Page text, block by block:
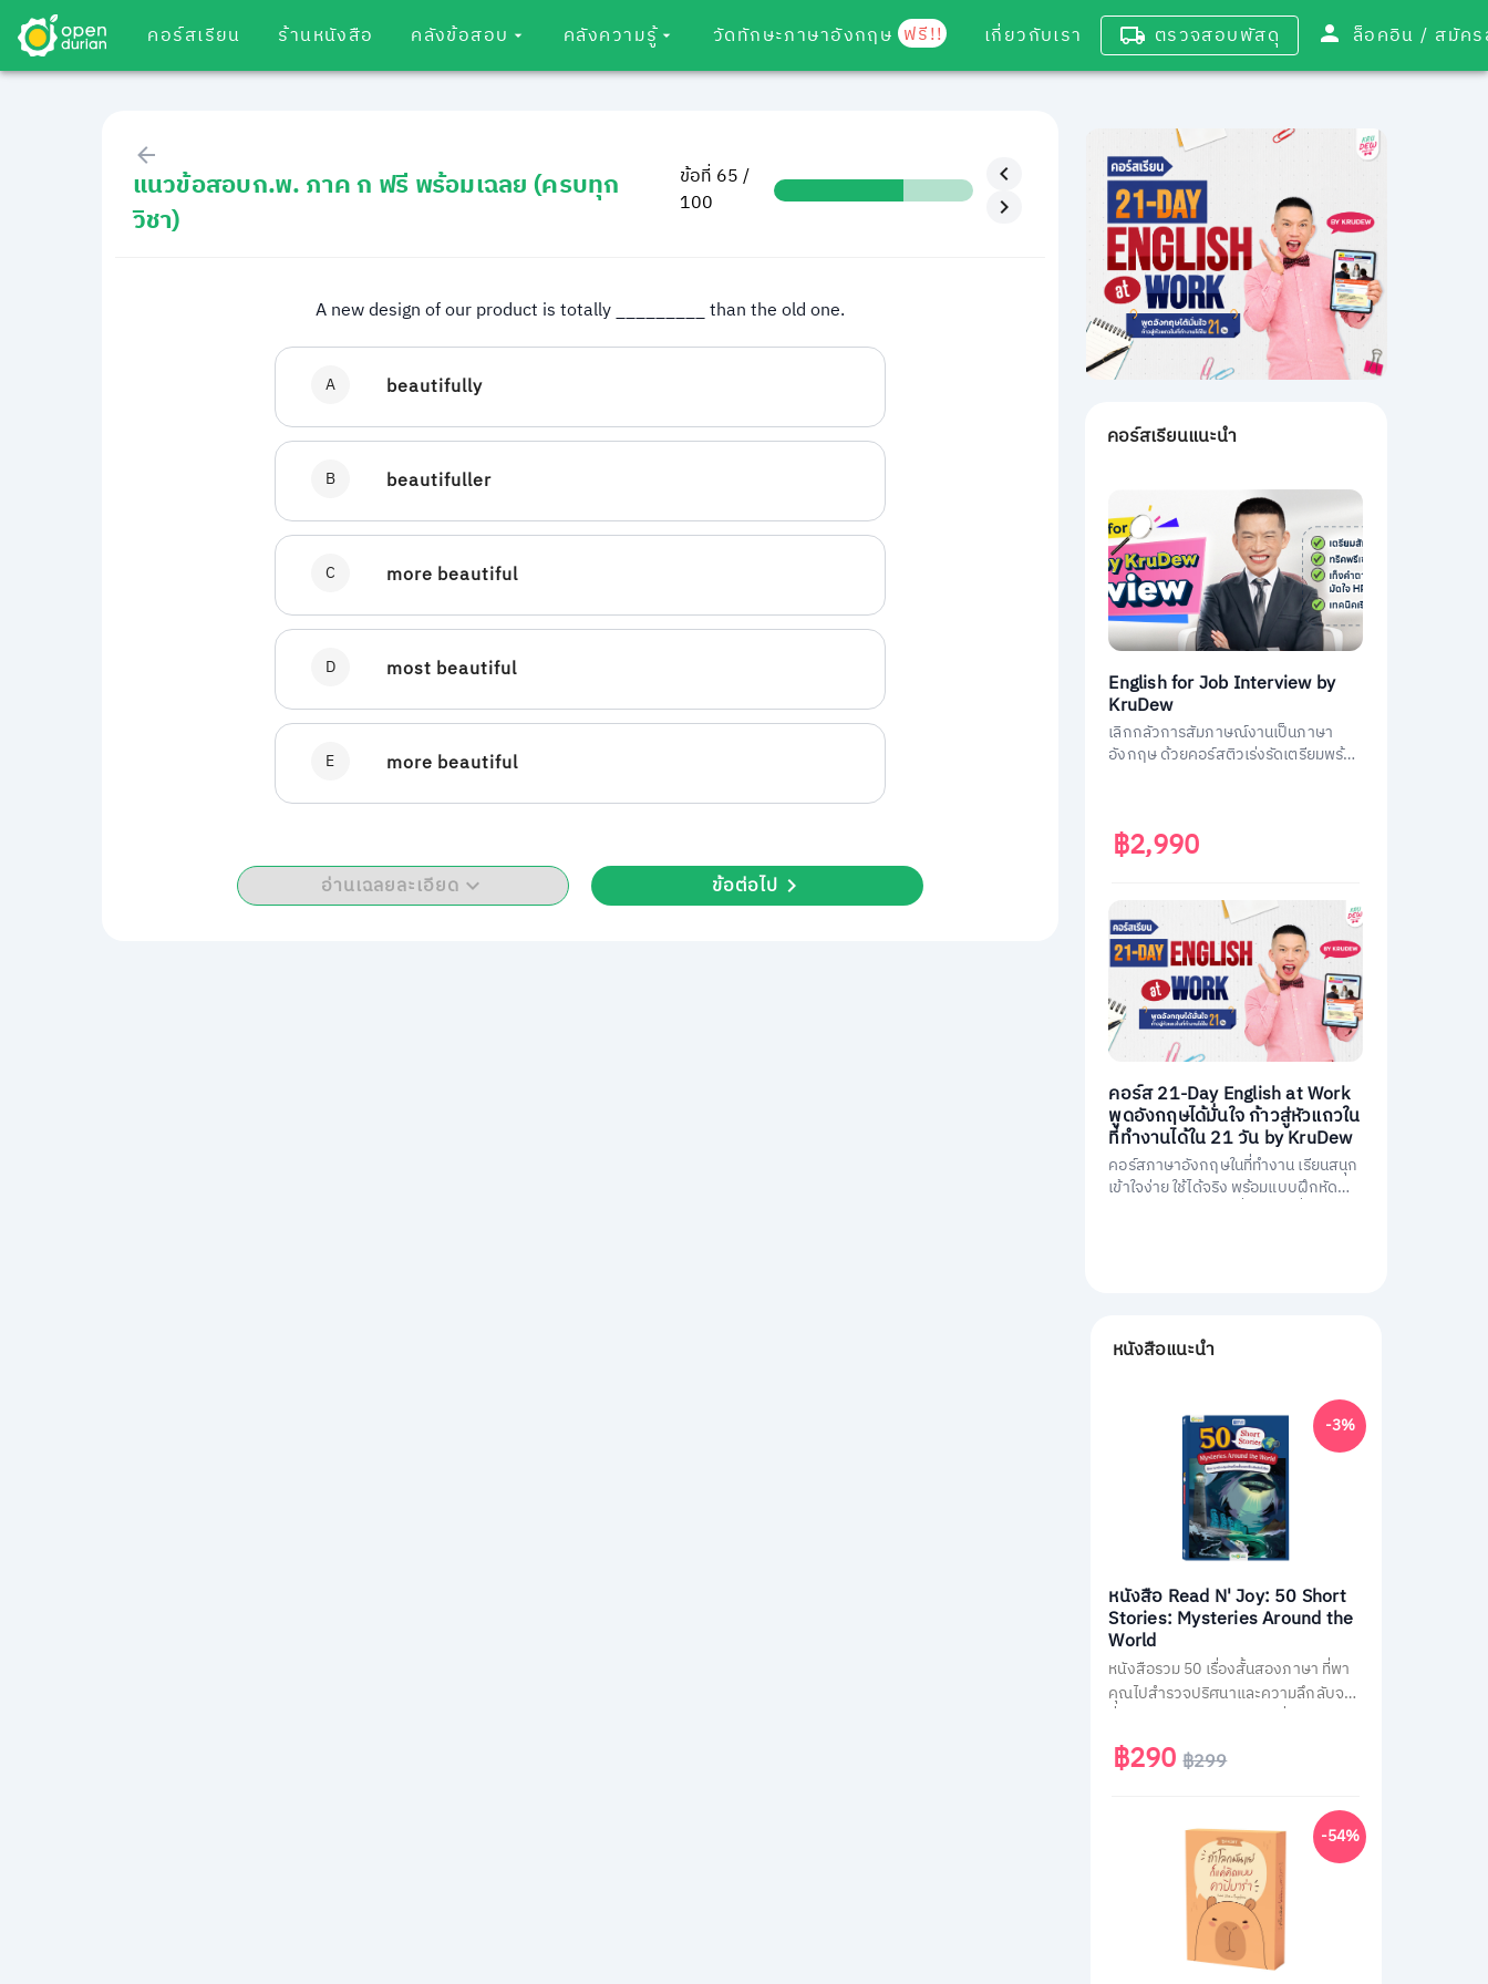
คอร์สเรียน ร้านหนังสือ คลังข้อสอบ คลังความรู้ วัดทักษะภาษาอังกฤษ ฟรี!! เกี่ยวกับเรา ตรวจสอบพัสดุ ล็อคอิน /
แนวข้อสอบก.พ. ภาค ก ฟรี พร้อมเฉลย (ครบทุก
วิชา)
ข้อที่ 65 /
100
A new design of our product is totally _________ than the old one.
A beautifully
B beautifuller
C more beautiful
D most beautiful
E more beautiful
อ่านเฉลยละเอียด ข้อต่อไป
คอร์สเรียนแนะนำ
English for Job Interview by
KruDew
เลิกกลัวการสัมภาษณ์งานเป็นภาษา
อังกฤษ ด้วยคอร์สติวเร่งรัดเตรียมพร้อม
฿2,990
คอร์ส 21-Day English at Work
พูดอังกฤษได้มั่นใจ ก้าวสู่หัวแถวใน
ที่ทำงานได้ใน 21 วัน by KruDew
คอร์สภาษาอังกฤษในที่ทำงาน เรียนสนุก
เข้าใจง่าย ใช้ได้จริง พร้อมแบบฝึกหัดนำ
หนังสือแนะนำ
หนังสือ Read N' Joy: 50 Short
Stories: Mysteries Around the
World
หนังสือรวม 50 เรื่องสั้นสองภาษา ที่พา
คุณไปสำรวจปริศนาและความลึกลับจาก
และสามเหลี่ยมเบอร์มิวด้า อ่านง่าย จบใน
หน้าเดียว พร้อม QR Code ฟังเสียง
1,500 คำ ช่วยพัฒนาทักษะอ่าน-ฟัง
ภาษาอังกฤษได้อย่างสนุกสนาน เหมาะ
สำหรับผู้ที่ชอบเรื่องลึกลับและต้องการ
ฝึกภาษาในเวลาเดียวกัน
-3%
฿290฿299
-54%